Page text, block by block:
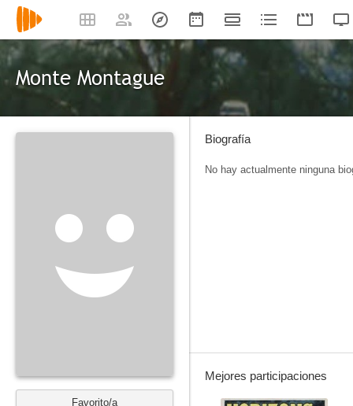
Monte Montague
Favorito/a
Biografía
No hay actualmente ninguna
Mejores participaciones